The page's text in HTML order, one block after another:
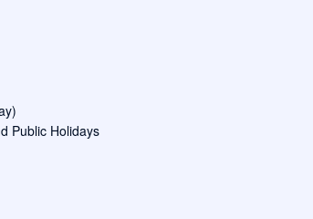
Public Holidays